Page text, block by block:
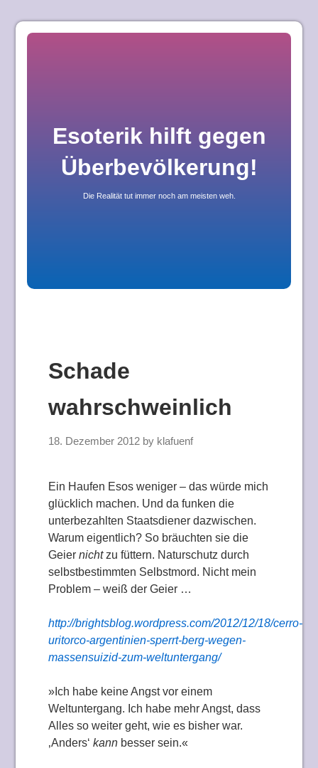
Skip
Esoterik hilft gegen
Überbevölkerung!
Die Realität tut immer noch am meisten weh.
Schade
wahrschweinlich
18. Dezember 2012 by klafuenf
Ein Haufen Esos weniger – das würde mich
glücklich machen. Und da funken die
unterbezahlten Staatsdiener dazwischen.
Warum eigentlich? So bräuchten sie die
Geiernichtzu füttern. Naturschutz durch
selbstbestimmten Selbstmord. Nicht mein
Problem – weiß der Geier …
http://brightsblog.wordpress.com/2012/12/18/cerro-
uritorco-argentinien-sperrt-berg-wegen-
massensuizid-zum-weltuntergang/
»Ich habe keine Angst vor einem
Weltuntergang. Ich habe mehr Angst, dass
Alles so weiter geht, wie es bisher war.
‚Anders‘kann besser sein.«